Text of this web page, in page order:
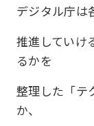
デジタル庁は
推進していけ
るかを
整理した「テ
か、